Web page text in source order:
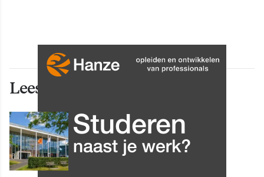
Lees ook deze artikelen
INNOVATIE
Grip op data en informatie:
Leergang Data en